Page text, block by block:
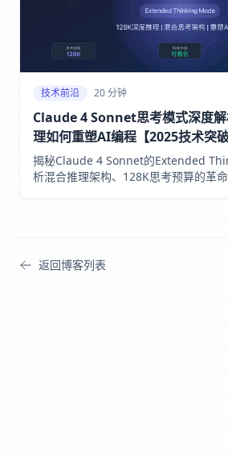
技术前沿 20 分钟
Claude 4 Sonnet思考模式深度
理如何重塑AI编程【2025技术突破
揭秘Claude 4 Sonnet的Extended
析混合推理架构、128K思考预算的革
返回博客列表